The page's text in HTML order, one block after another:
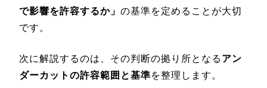
で影響を許容するか」 の基準を定めることが大切
です。
次に解説するのは、その判断の拠り所となる アン
ダーカットの許容範囲と基準を整理します。